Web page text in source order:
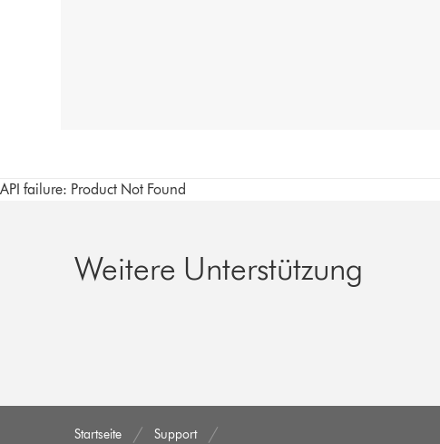
API failure: Product Not Found
Weitere Unterstützung
Startseite Support